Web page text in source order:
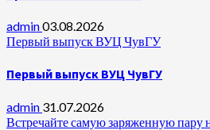
admin03.08.2026
Первый выпуск ВУЦ ЧувГУ
Первый выпуск ВУЦ ЧувГУ
admin 31.07.2026
Встречайте самую заряженную